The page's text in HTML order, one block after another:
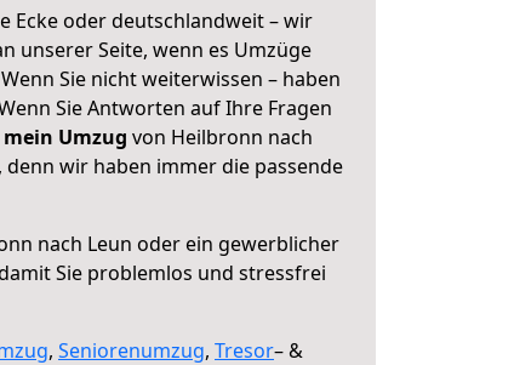
Ecke oder deutschlandweit – wir
unserer Seite, wenn es Umzüge
Sie nicht weiterwissen – haben
Sie Antworten auf Ihre Fragen
Umzug von Heilbronn nach
denn wir haben immer die passende
nach Leun oder ein gewerblicher
Sie problemlos und stressfrei
, Seniorenumzug, Tresor– &